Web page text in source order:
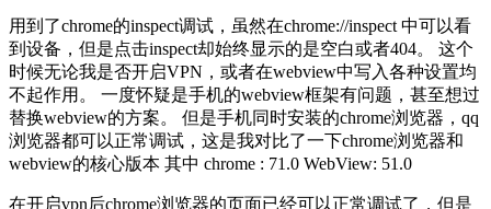
用到了chrome的inspect调试，虽然在chrome://inspect 中可以看
到设备，但是点击inspect却始终显示的是空白或者404。 这个
时候无论我是否开启VPN，或者在webview中写入各种设置均
不起作用。 一度怀疑是手机的webview框架有问题，甚至想过
替换webview的方案。 但是手机同时安装的chrome浏览器，qq
浏览器都可以正常调试，这是我对比了一下chrome浏览器和
webview的核心版本 其中 chrome : 71.0 WebView: 51.0
在开启vpn后chrome浏览器的页面已经可以正常调试了，但是